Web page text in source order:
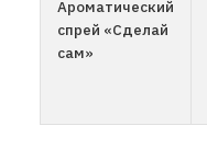
Ароматический
спрей «Сделай
сам»